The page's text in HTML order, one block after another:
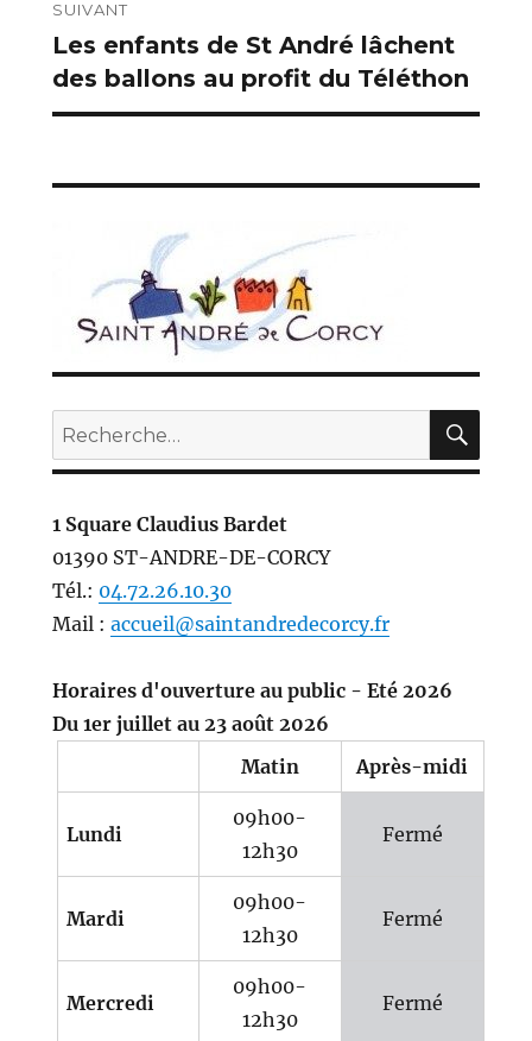
l’article
SUIVANT
Publication
suivante :
Les enfants de St André lâchent
des ballons au profit du Téléthon
Recherche
pour :
1 Square Claudius Bardet
01390 ST-ANDRE-DE-CORCY
Tél.: 04.72.26.10.30
Mail : accueil@saintandredecorcy.fr
Horaires d'ouverture au public - Eté 2026
Du 1er juillet au 23 août 2026
Matin
Après-midi
Lundi
09h00-
12h30
Fermé
Mardi
09h00-
12h30
Fermé
Mercredi
09h00-
12h30
Fermé